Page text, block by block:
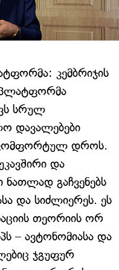
კემბრიჯის
პლატფორმა
სრულ
დავალებები
კომფორტულ დროს.
და
გაჩვენებს
და სიძლიერეს. ეს
თეორიის ორ
– ავტონომიასა და
ჯგუფურ